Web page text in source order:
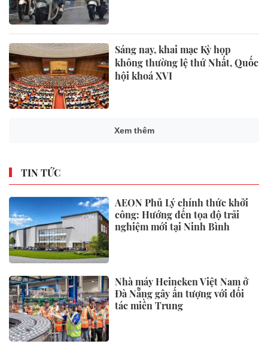
Sáng nay, khai mạc Kỳ họp
không thường lệ thứ Nhất, Quốc
hội khoá XVI
Xem thêm
TIN TỨC
AEON Phủ Lý chính thức khởi
công: Hướng đến tọa độ trải
nghiệm mới tại Ninh Bình
Nhà máy Heineken Việt Nam ở
Đà Nẵng gây ấn tượng với đối
tác miền Trung